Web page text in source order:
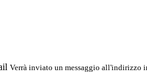
Verrà inviato un messaggio all'indirizzo